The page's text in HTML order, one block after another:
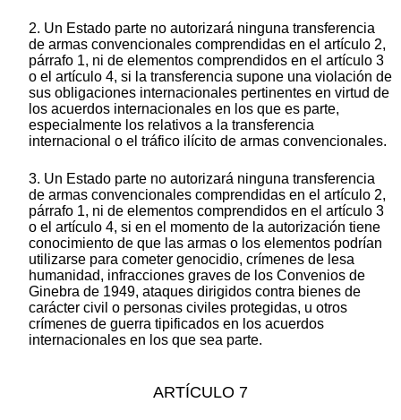
2. Un Estado parte no autorizará ninguna transferencia
de armas convencionales comprendidas en el artículo 2,
párrafo 1, ni de elementos comprendidos en el artículo 3
o el artículo 4, si la transferencia supone una violación de
sus obligaciones internacionales pertinentes en virtud de
los acuerdos internacionales en los que es parte,
especialmente los relativos a la transferencia
internacional o el tráfico ilícito de armas convencionales.
3. Un Estado parte no autorizará ninguna transferencia
de armas convencionales comprendidas en el artículo 2,
párrafo 1, ni de elementos comprendidos en el artículo 3
o el artículo 4, si en el momento de la autorización tiene
conocimiento de que las armas o los elementos podrían
utilizarse para cometer genocidio, crímenes de lesa
humanidad, infracciones graves de los Convenios de
Ginebra de 1949, ataques dirigidos contra bienes de
carácter civil o personas civiles protegidas, u otros
crímenes de guerra tipificados en los acuerdos
internacionales en los que sea parte.
ARTÍCULO 7